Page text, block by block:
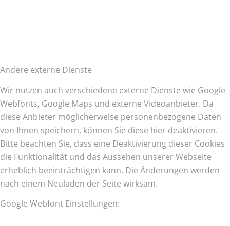
Andere externe Dienste
Wir nutzen auch verschiedene externe Dienste wie Google
Webfonts, Google Maps und externe Videoanbieter. Da
diese Anbieter möglicherweise personenbezogene Daten
von Ihnen speichern, können Sie diese hier deaktivieren.
Bitte beachten Sie, dass eine Deaktivierung dieser Cookies
die Funktionalität und das Aussehen unserer Webseite
erheblich beeinträchtigen kann. Die Änderungen werden
nach einem Neuladen der Seite wirksam.
Google Webfont Einstellungen: